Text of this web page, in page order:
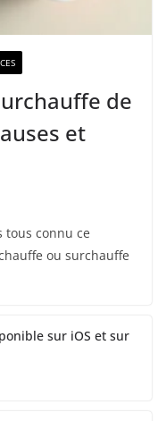
de
et
tous connu ce
ou surchauffe
sur iOS et sur